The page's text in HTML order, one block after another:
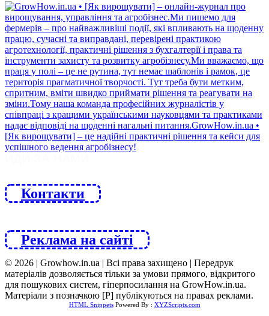
Контакти
Реклама на сайті
© 2026 | Growhow.in.ua | Всі права захищено | Передрук
матеріалів дозволяється тільки за умови прямого, відкритого
для пошукових систем, гіперпосилання на GrowHow.in.ua.
Матеріали з позначкою [Р] публікуються на правах реклами.
HTML SnippetsPowered By : XYZScripts.com